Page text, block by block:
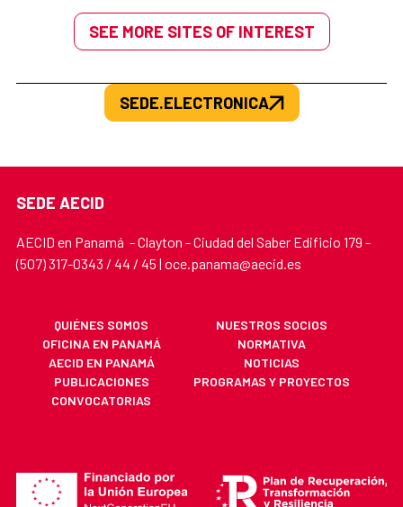
SEE MORE SITES OF INTEREST
SEDE.ELECTRONICA
SEDE AECID
AECID en Panamá - Clayton - Ciudad del Saber Edificio 179 -
(507) 317-0343 / 44 / 45 | oce.panama@aecid.es
QUIÉNES SOMOS
NUESTROS SOCIOS
OFICINA EN PANAMÁ
NORMATIVA
AECID EN PANAMÁ
NOTICIAS
PUBLICACIONES
PROGRAMAS Y PROYECTOS
CONVOCATORIAS